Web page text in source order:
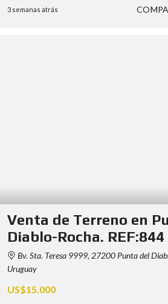
3 semanas atrás
Venta de Terreno en
Diablo-Rocha. REF:844
Bv. Sta. Teresa 9999, 27200 Punta del
Uruguay
US$15.000